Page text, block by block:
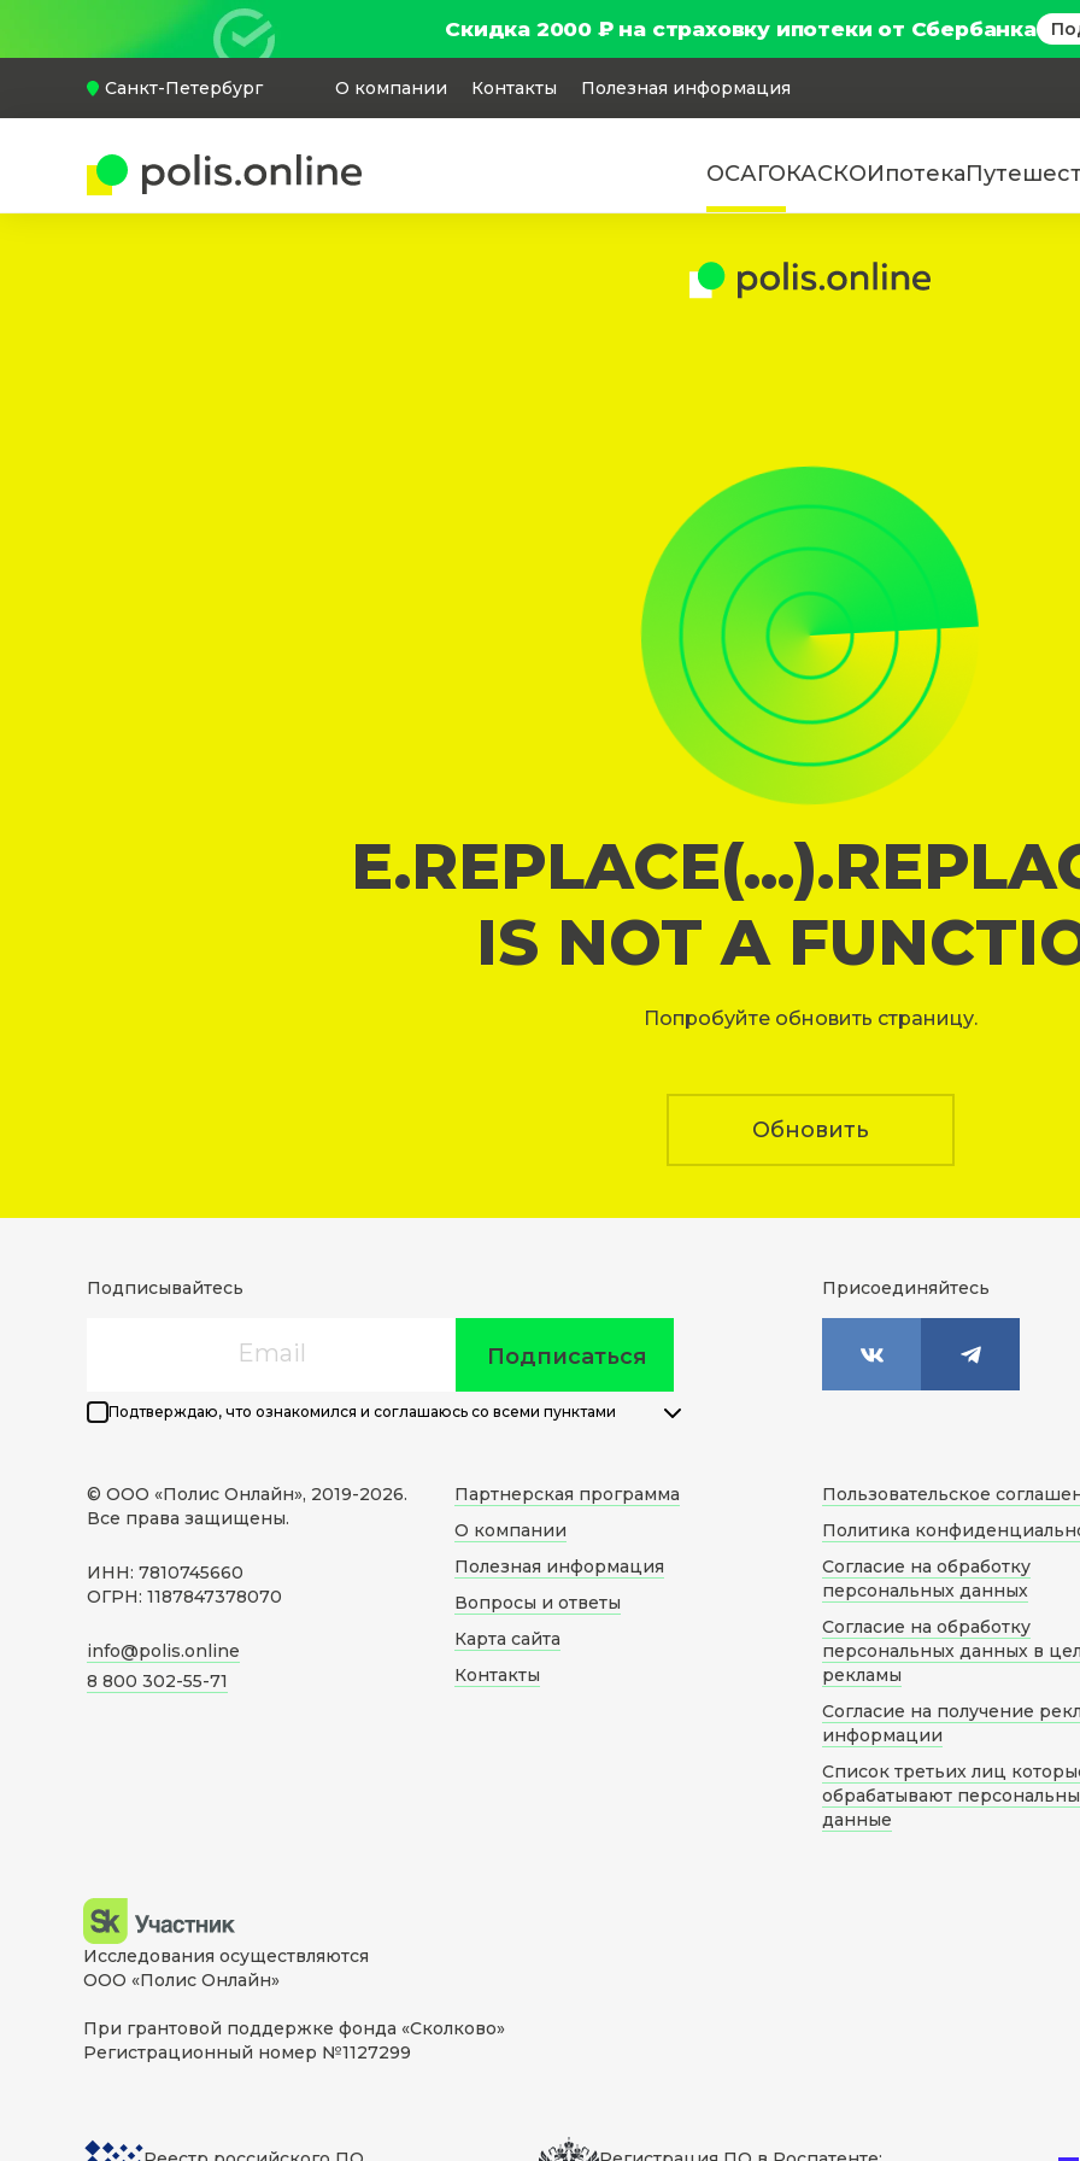
Скидка 2000 ₽ на страховку ипотеки от Сбербанка
Санкт-Петербург О компании Контакты Полезная информация
ОСАГОКАСКОИпотека
IS NOT A
Попробуйте обновить страницу.
Обновить
Подписывайтесь
Подписаться
Подтверждаю, что ознакомился и соглашаюсь со всеми пунктами
Присоединяйтесь
© ООО «Полис Онлайн», 2019-2026.
Все права защищены.
ИНН: 7810745660
ОГРН: 1187847378070
info@polis.online
8 800 302-55-71
Партнерская программа
О компании
Полезная информация
Вопросы и ответы
Карта сайта
Контакты
Пользовательское
Политика
Согласие на обработку
персональных данных
Согласие на обработку
персональных данных в
рекламы
Согласие на получение
информации
Список третьих лиц
обрабатывают
данные
Исследования осуществляются
ООО «Полис Онлайн»
При грантовой поддержке фонда «Сколково»
Регистрационный номер №1127299